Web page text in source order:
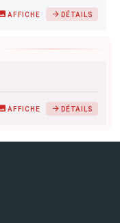
AFFICHE DÉTAILS
AFFICHE DÉTAILS